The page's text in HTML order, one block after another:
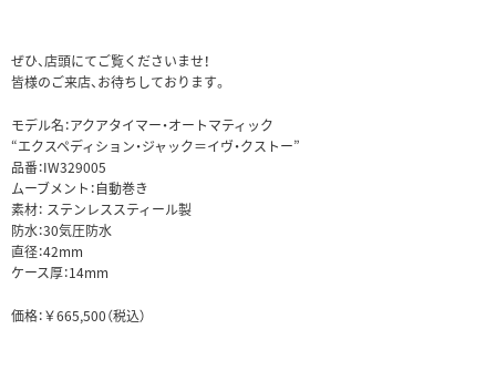
ぜひ、店頭にてご覧くださいませ！
皆様のご来店、お待ちしております。
モデル名：アクアタイマー・オートマティック
“エクスペディション・ジャック＝イヴ・クストー”
品番：IW329005
ムーブメント：自動巻き
素材： ステンレススティール製
防水：30気圧防水
直径：42mm
ケース厚：14mm
価格：￥665,500（税込）